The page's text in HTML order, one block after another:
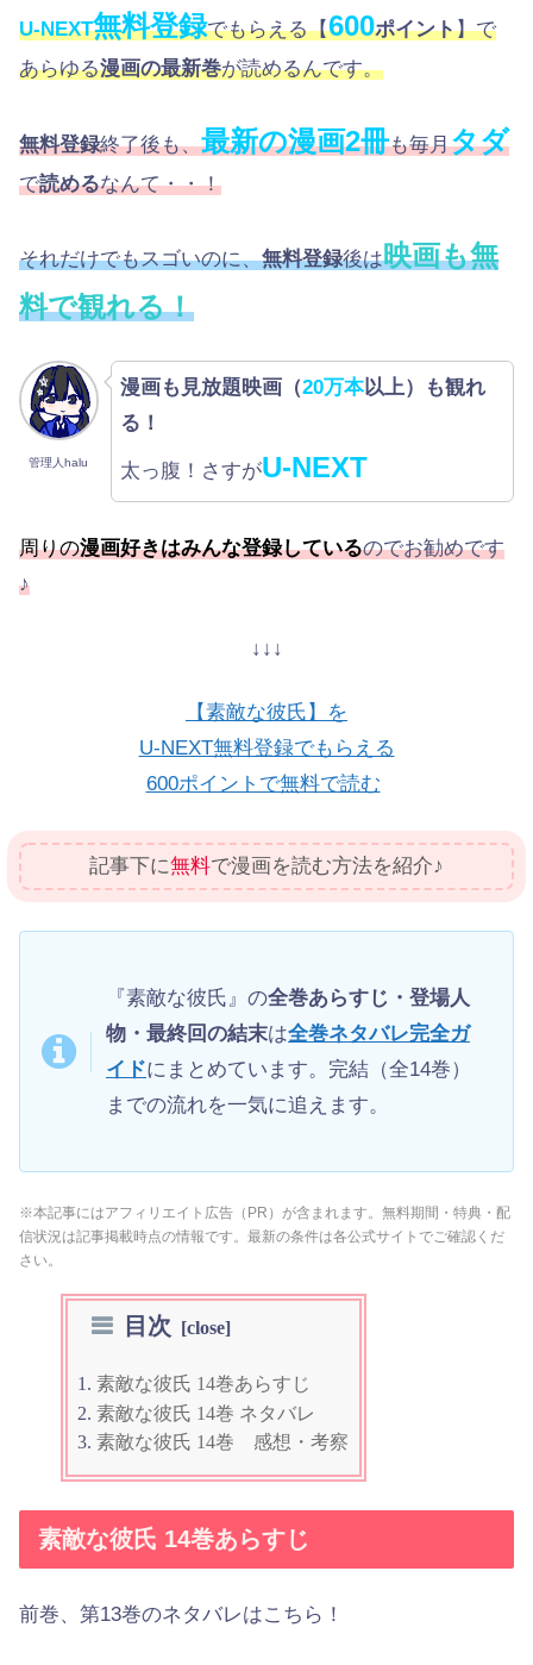
U-NEXT無料登録でもらえる【600ポイント】で
あらゆる漫画の最新巻が読めるんです。
無料登録終了後も、最新の漫画2冊も毎月タダ
で読めるなんて・・！
それだけでもスゴいのに、無料登録後は映画も無
料で観れる！
管理人halu
漫画も見放題映画（20万本以上）も観れ
る！
太っ腹！さすがU-NEXT
周りの漫画好きはみんな登録しているのでお勧めです
♪
↓↓↓
【素敵な彼氏】を
U-NEXT無料登録でもらえる
600ポイントで無料で読む
記事下に無料で漫画を読む方法を紹介♪
『素敵な彼氏』の全巻あらすじ・登場人
物・最終回の結末は全巻ネタバレ完全ガ
イドにまとめています。完結（全14巻）
までの流れを一気に追えます。
※本記事にはアフィリエイト広告（PR）が含まれます。無料期間・特典・配
信状況は記事掲載時点の情報です。最新の条件は各公式サイトでご確認くだ
さい。
目次
素敵な彼氏 14巻あらすじ
素敵な彼氏 14巻 ネタバレ
素敵な彼氏 14巻 感想・考察
素敵な彼氏 14巻あらすじ
前巻、第13巻のネタバレはこちら！